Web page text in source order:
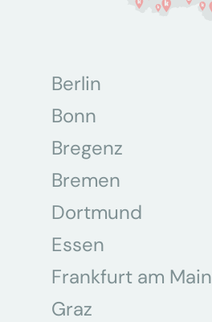
Berlin
Bonn
Bregenz
Bremen
Dortmund
Essen
Frankfurt am Main
Graz